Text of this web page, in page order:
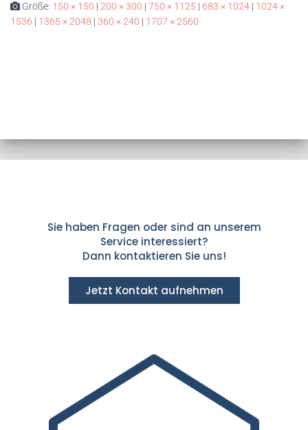
Größe: 150 × 150 | 200 × 300 | 750 × 1125 | 683 × 1024 | 1024 ×
1536 | 1365 × 2048 | 360 × 240 | 1707 × 2560
Sie haben Fragen oder sind an unserem
Service interessiert?
Dann kontaktieren Sie uns!
Jetzt Kontakt aufnehmen